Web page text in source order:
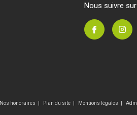
nous suivre sur
Nos honoraires Plan du site Mentions légales